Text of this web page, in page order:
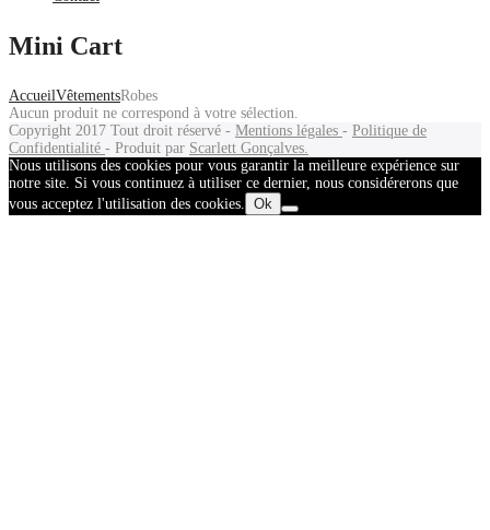
Mini Cart
AccueilVêtementsRobes
Aucun produit ne correspond à votre sélection.
Copyright 2017 Tout droit réservé - Mentions légales - Politique de
Confidentialité - Produit par Scarlett Gonçalves.
Nous utilisons des cookies pour vous garantir la meilleure expérience sur
notre site. Si vous continuez à utiliser ce dernier, nous considérerons que
vous acceptez l'utilisation des cookies. Ok